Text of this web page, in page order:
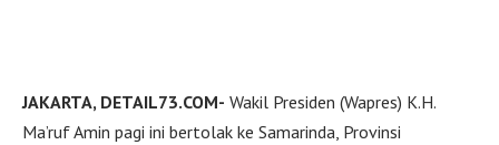
JAKARTA, DETAIL73.COM- Wakil Presiden (Wapres) K.H.
Ma’ruf Amin pagi ini bertolak ke Samarinda, Provinsi